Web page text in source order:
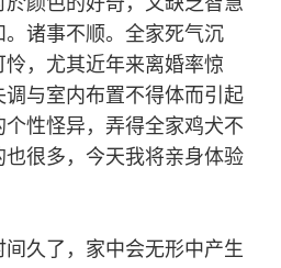
诸事不顺。全家死气沉
，尤其近年来离婚率惊
与室内布置不得体而引起
性怪异，弄得全家鸡犬不
很多，今天我将亲身体验
久了，家中会无形中产生